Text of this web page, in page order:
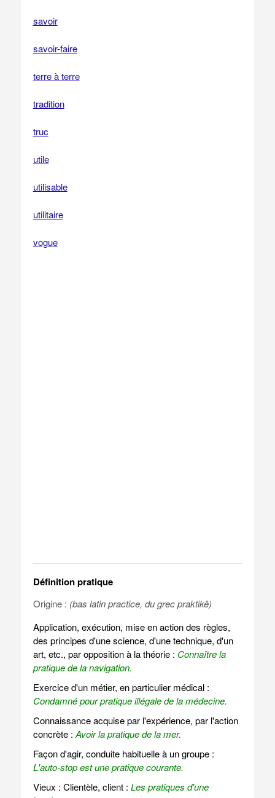
savoir
savoir-faire
terre à terre
tradition
truc
utile
utilisable
utilitaire
vogue
Définition pratique
Origine : (bas latin practice, du grec praktikê)
Application, exécution, mise en action des règles,
des principes d'une science, d'une technique, d'un
art, etc., par opposition à la théorie : Connaître la
pratique de la navigation.
Exercice d'un métier, en particulier médical :
Condamné pour pratique illégale de la médecine.
Connaissance acquise par l'expérience, par l'action
concrète : Avoir la pratique de la mer.
Façon d'agir, conduite habituelle à un groupe :
L'auto-stop est une pratique courante.
Vieux : Clientèle, client : Les pratiques d'une